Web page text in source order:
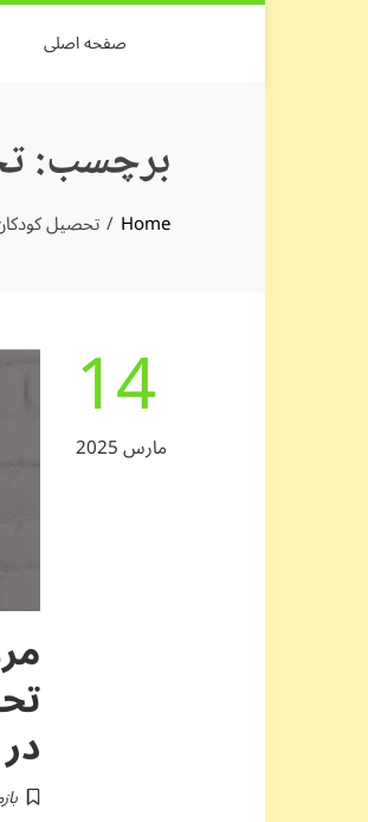
Skip
صفحه اصلی
برچسب:
Home تحصیل
14
مارس 2025